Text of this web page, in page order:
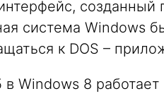
созданный
система Windows
к DOS –
Windows 8 работает